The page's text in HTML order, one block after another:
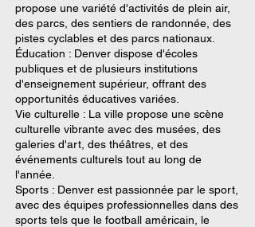
propose une variété d'activités de plein air,
des parcs, des sentiers de randonnée, des
pistes cyclables et des parcs nationaux.
Éducation : Denver dispose d'écoles
publiques et de plusieurs institutions
d'enseignement supérieur, offrant des
opportunités éducatives variées.
Vie culturelle : La ville propose une scène
culturelle vibrante avec des musées, des
galeries d'art, des théâtres, et des
événements culturels tout au long de
l'année.
Sports : Denver est passionnée par le sport,
avec des équipes professionnelles dans des
sports tels que le football américain, le